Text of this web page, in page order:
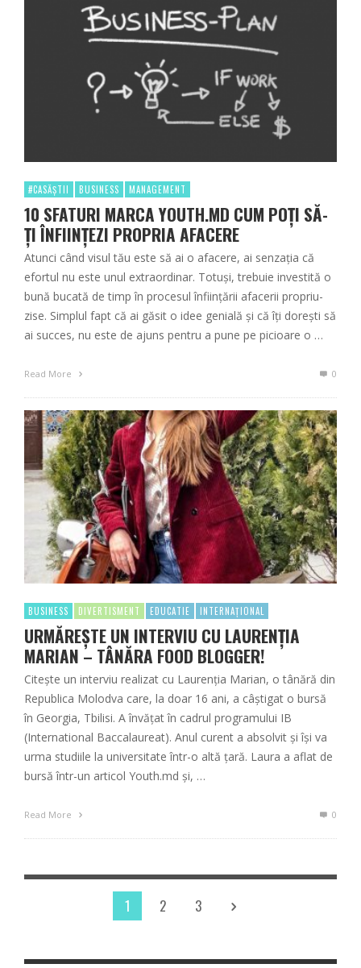
#CASĂȘTII BUSINESS MANAGEMENT
10 SFATURI MARCA YOUTH.MD CUM POȚI SĂ-
ŢI ÎNFIINȚEZI PROPRIA AFACERE
Atunci când visul tău este să ai o afacere, ai senzația că
efortul nu este unul extraordinar. Totuși, trebuie investită o
bună bucată de timp în procesul înființării afacerii propriu-
zise. Simplul fapt că ai găsit o idee genială și că îți dorești să
ai succes, nu este de ajuns pentru a pune pe picioare o …
Read More 0
BUSINESS DIVERTISMENT EDUCATIE INTERNAȚIONAL
URMĂREŞTE UN INTERVIU CU LAURENȚIA
MARIAN – TÂNĂRA FOOD BLOGGER!
Citeşte un interviu realizat cu Laurenția Marian, o tânără din
Republica Molodva care, la doar 16 ani, a câștigat o bursă
în Georgia, Tbilisi. A învățat în cadrul programului IB
(International Baccalaureat). Anul curent a absolvit și își va
urma studiile la universitate într-o altă țară. Laura a aflat de
bursă într-un articol Youth.md și, …
Read More 0
1 2 3